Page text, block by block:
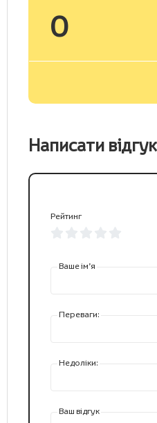
0
Написати відгук
Рейтинг
Ваше ім’я
Переваги:
Недоліки:
Ваш відгук